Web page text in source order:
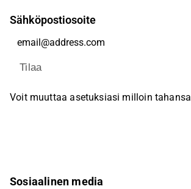
Sähköpostiosoite
Tilaa
Voit muuttaa asetuksiasi milloin tahansa
Sosiaalinen media